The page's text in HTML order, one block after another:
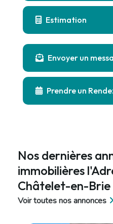
Estimation
Envoyer un
Prendre un
Nos dernières
immobilières
Châtelet-en-Brie
Voir toutes nos annonces